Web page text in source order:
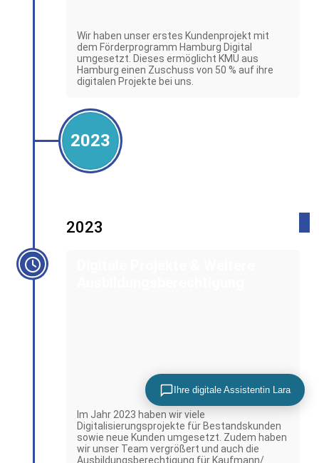
Wir haben unser erstes Kundenprojekt mit
dem Förderprogramm Hamburg Digital
umgesetzt. Dieses ermöglicht KMU aus
Hamburg einen Zuschuss von 50 % auf ihre
digitalen Projekte bei uns.
2023
2023
Im Jahr 2023 haben wir viele
Digitalisierungsprojekte für Bestandskunden
sowie neue Kunden umgesetzt. Zudem haben
wir unser Team vergrößert und auch die
Ausbildungsberechtigung für Kaufmann/
Ihre digitale Assistentin Lara